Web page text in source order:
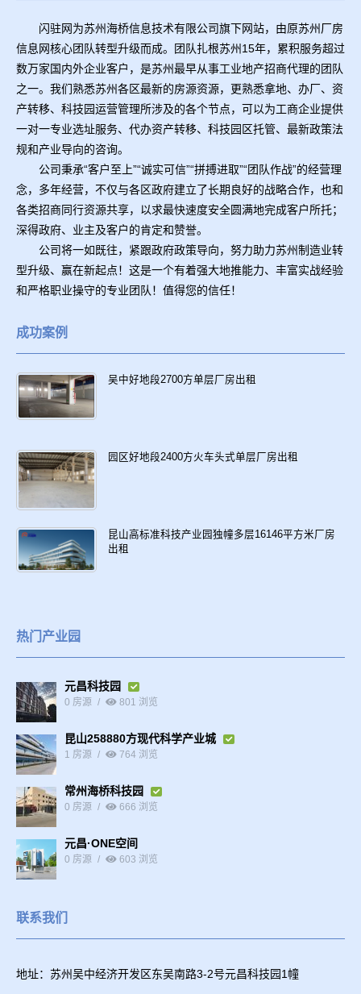
闪驻网为苏州海桥信息技术有限公司旗下网站，由原苏州厂房
信息网核心团队转型升级而成。团队扎根苏州15年，累积服务超过
数万家国内外企业客户，是苏州最早从事工业地产招商代理的团队
之一。我们熟悉苏州各区最新的房源资源，更熟悉拿地、办厂、资
产转移、科技园运营管理所涉及的各个节点，可以为工商企业提供
一对一专业选址服务、代办资产转移、科技园区托管、最新政策法
规和产业导向的咨询。
公司秉承“客户至上”“诚实可信”“拼搏进取”“团队作战”的经营理
念，多年经营，不仅与各区政府建立了长期良好的战略合作，也和
各类招商同行资源共享，以求最快速度安全圆满地完成客户所托；
深得政府、业主及客户的肯定和赞誉。
公司将一如既往，紧跟政府政策导向，努力助力苏州制造业转
型升级、赢在新起点！这是一个有着强大地推能力、丰富实战经验
和严格职业操守的专业团队！值得您的信任！
成功案例
吴中好地段2700方单层厂房出租
园区好地段2400方火车头式单层厂房出租
昆山高标准科技产业园独幢多层16146平方米厂房
出租
热门产业园
元昌科技园
0 房源 801 浏览
昆山258880方现代科学产业城
1 房源 764 浏览
常州海桥科技园
0 房源 666 浏览
元昌·ONE空间
0 房源 603 浏览
联系我们
地址：苏州吴中经济开发区东吴南路3-2号元昌科技园1幢